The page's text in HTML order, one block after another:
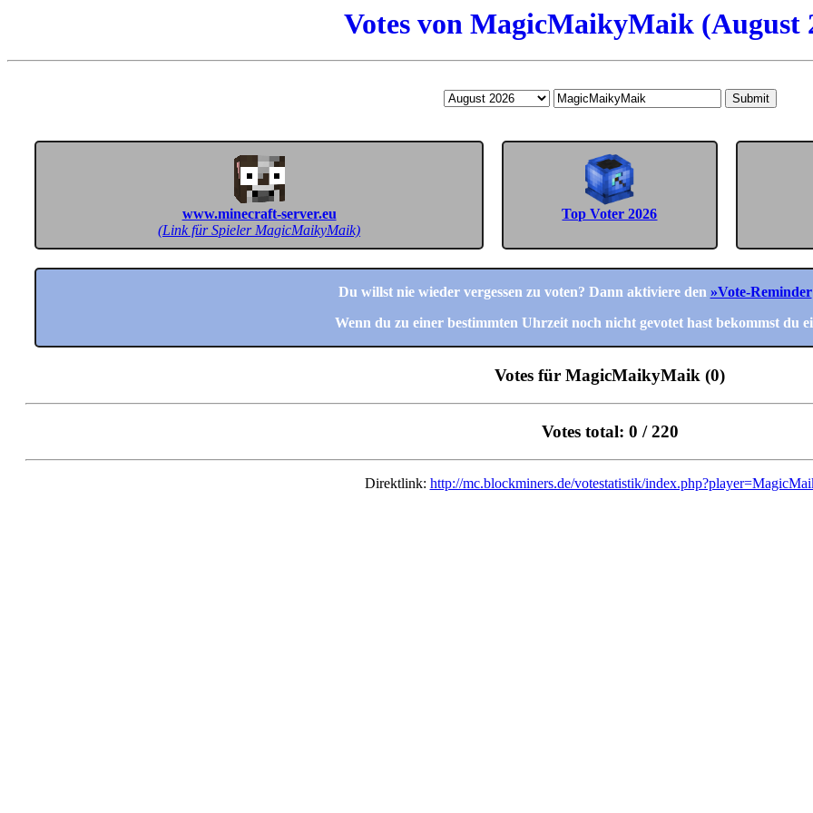
Votes von MagicMaikyMaik (August
Submit
www.minecraft-server.eu
(Link für Spieler MagicMaikyMaik)
Top Voter 2026
Du willst nie wieder vergessen zu voten? Dann aktiviere den »Vote-Reminder
Wenn du zu einer bestimmten Uhrzeit noch nicht gevotet hast bekommst du
Votes für MagicMaikyMaik (0)
Votes total: 0 / 220
Direktlink: http://mc.blockminers.de/votestatistik/